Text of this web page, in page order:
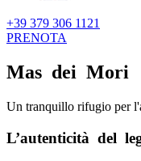
+39 379 306 1121
PRENOTA
Mas dei Mori
Un tranquillo rifugio per
L’autenticità del